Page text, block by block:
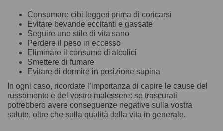
Consumare cibi leggeri prima di coricarsi
Evitare bevande eccitanti e gassate
Seguire uno stile di vita sano
Perdere il peso in eccesso
Eliminare il consumo di alcolici
Smettere di fumare
Evitare di dormire in posizione supina
In ogni caso, ricordate l’importanza di capire le cause del
russamento e del vostro malessere: se trascurati
potrebbero avere conseguenze negative sulla vostra
salute, oltre che sulla qualità della vita in generale.